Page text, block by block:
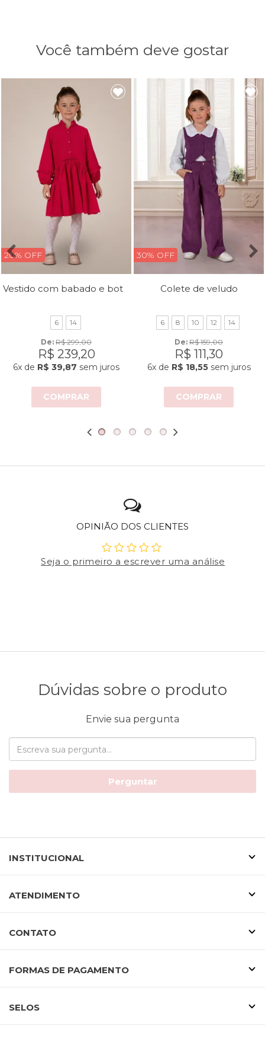
Você também deve gostar
20% OFF
6 14
De: R$ 299,00
R$ 239,20
6x de R$ 39,87 sem juros
COMPRAR
30% OFF
Colete de veludo
6 8 10 12 14
De: R$ 159,00
R$ 111,30
6xde R$ 18,55sem juros
COMPRAR
OPINIÃO DOS CLIENTES
Seja o primeiro a escrever uma análise
Dúvidas sobre o produto
Envie sua pergunta
Perguntar
INSTITUCIONAL
ATENDIMENTO
CONTATO
FORMAS DE PAGAMENTO
SELOS